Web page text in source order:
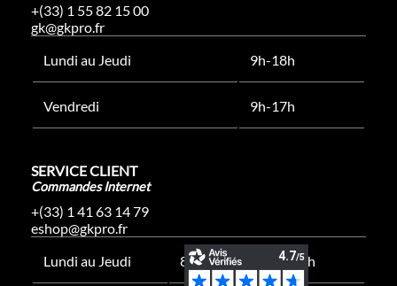
+(33) 1 55 82 15 00
gk@gkpro.fr
Lundi au Jeudi
9h-18h
Vendredi 9h-17h
SERVICE CLIENT
Commandes Internet
+(33) 1 41 63 14 79
eshop@gkpro.fr
Lundi au Jeudi
8h-12h30, 13h30-17h